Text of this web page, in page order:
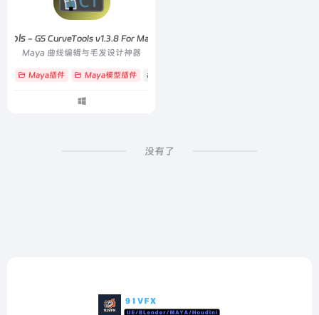
- GS CurveTools v1.3.8 For Maya 2017-2025
Maya 曲线编辑与毛发设计神器
Maya插件 Maya模型插件 # GS CurveTools
没有了